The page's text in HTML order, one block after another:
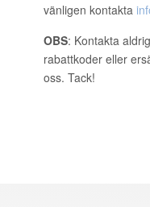
vänligen kontakta
OBS: Kontakta
rabattkoder eller
oss. Tack!